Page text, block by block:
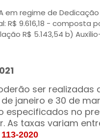
em regime de
R$ 9.616,18 - composta
R$ 5.143,54 b)
ser
janeiro e 30 de
especificados no
As taxas variam
2020